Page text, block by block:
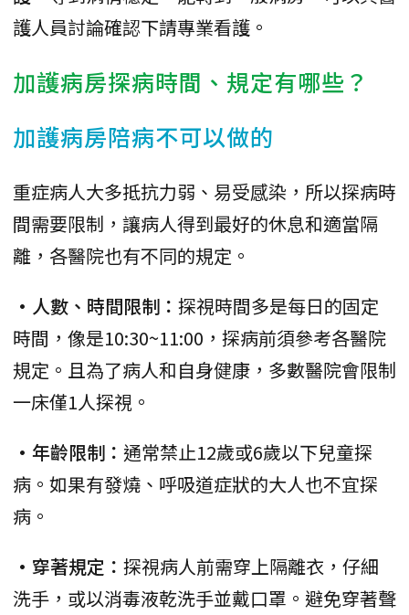
護人員討論確認下請專業看護。
加護病房探病時間、規定有哪些？
加護病房陪病不可以做的
重症病人大多抵抗力弱、易受感染，所以探病時
間需要限制，讓病人得到最好的休息和適當隔
離，各醫院也有不同的規定。
•人數、時間限制： 探視時間多是每日的固定
時間，像是10:30~11:00，探病前須參考各醫院
規定。且為了病人和自身健康，多數醫院會限制
一床僅1人探視。
•年齡限制： 通常禁止12歲或6歲以下兒童探
病。如果有發燒、呼吸道症狀的大人也不宜探
病。
•穿著規定： 探視病人前需穿上隔離衣，仔細
洗手，或以消毒液乾洗手並戴口罩。避免穿著聲